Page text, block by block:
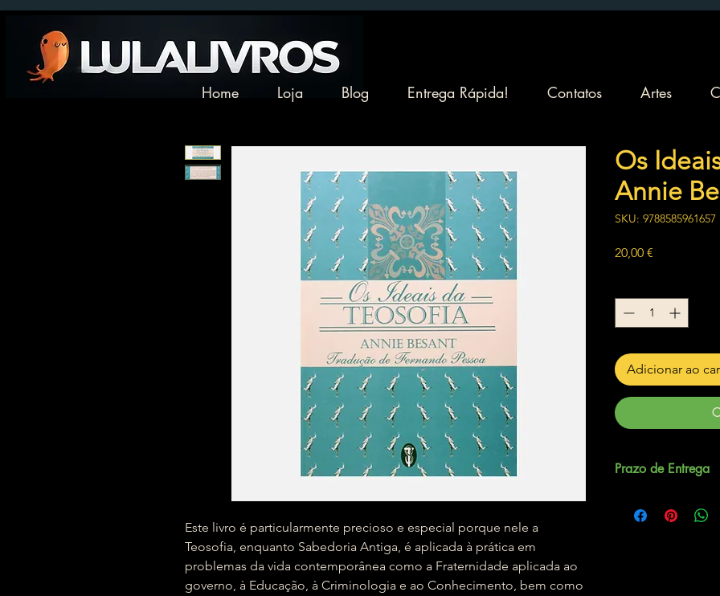
Home Loja Blog Entrega Rápida! Contatos Artes
Este livro é particularmente precioso e especial porque nele a
Teosofia, enquanto Sabedoria Antiga, é aplicada à prática em
problemas da vida contemporânea como a Fraternidade aplicada ao
governo, à Educação, à Criminologia e ao Conhecimento, bem como
Os
Annie
SKU: 9788585961657
20,00 €
Adicionar ao
Prazo de Entrega